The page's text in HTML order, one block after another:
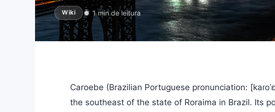
Wiki 1 min de leitura
Caroebe (Brazilian Portuguese pronunciation:
the southeast of the state of Roraima in Brazil. Its